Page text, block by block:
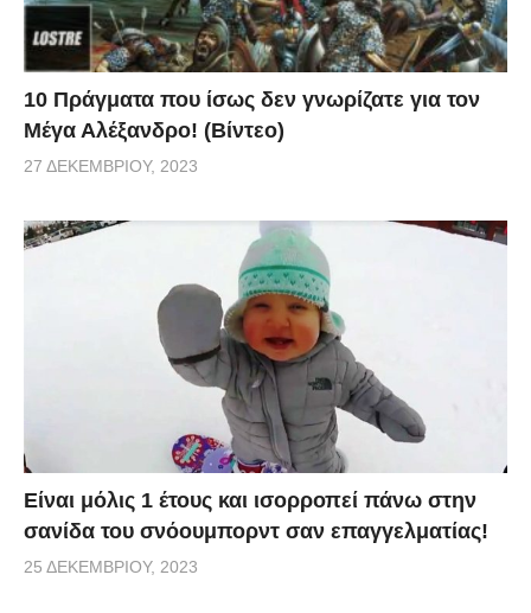
10 Πράγματα που ίσως δεν γνωρίζατε για τον
Μέγα Αλέξανδρο! (Βίντεο)
27 ΔΕΚΕΜΒΡΊΟΥ, 2023
Είναι μόλις 1 έτους και ισορροπεί πάνω στην
σανίδα του σνόουμπορντ σαν επαγγελματίας!
25 ΔΕΚΕΜΒΡΊΟΥ, 2023